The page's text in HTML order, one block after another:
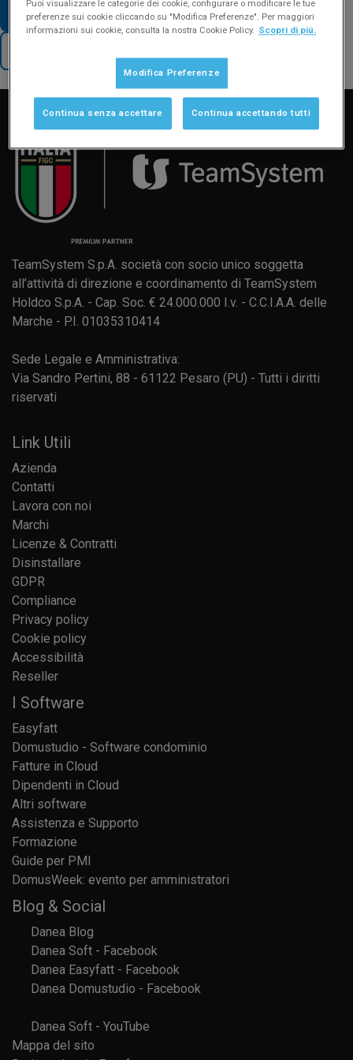
VAI AD ALTRE FAQ SUL TEMA
Formazione Aggiornamenti
TeamSystem S.p.A. società con socio unico soggetta
all’attività di direzione e coordinamento di TeamSystem
Holdco S.p.A. - Cap. Soc. € 24.000.000 I.v. - C.C.I.A.A. delle
Marche - P.I. 01035310414
Sede Legale e Amministrativa:
Via Sandro Pertini, 88 - 61122 Pesaro (PU) - Tutti i diritti
riservati
Link Utili
Azienda
Contatti
Lavora con noi
Marchi
Licenze & Contratti
Disinstallare
GDPR
Compliance
Privacy policy
Cookie policy
Accessibilità
Reseller
I Software
Easyfatt
Domustudio - Software condominio
Fatture in Cloud
Dipendenti in Cloud
Altri software
Assistenza e Supporto
Formazione
Guide per PMI
DomusWeek: evento per amministratori
Blog & Social
Danea Blog
Danea Soft - Facebook
Danea Easyfatt - Facebook
Danea Domustudio - Facebook
Danea Soft - YouTube
Mappa del sito
Puoi visualizzare le categorie dei cookie, configurare o modificare le tue
preferenze sui cookie cliccando su "Modifica Preferenze". Per maggiori
informazioni sui cookie, consulta la nostra Cookie Policy. Scopri di più.
Modifica Preferenze
Continua senza accettare Continua accettando tutti